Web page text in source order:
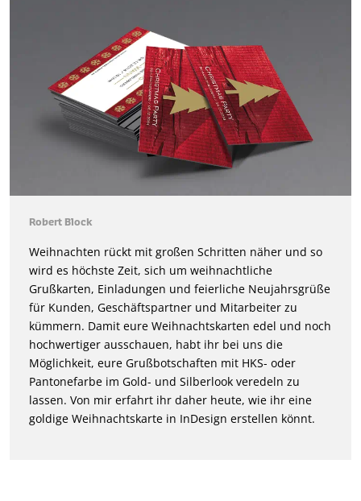
Robert Block
Weihnachten rückt mit großen Schritten näher und so
wird es höchste Zeit, sich um weihnachtliche
Grußkarten, Einladungen und feierliche Neujahrsgrüße
für Kunden, Geschäftspartner und Mitarbeiter zu
kümmern. Damit eure Weihnachtskarten edel und noch
hochwertiger ausschauen, habt ihr bei uns die
Möglichkeit, eure Grußbotschaften mit HKS- oder
Pantonefarbe im Gold- und Silberlook veredeln zu
lassen. Von mir erfahrt ihr daher heute, wie ihr eine
goldige Weihnachtskarte in InDesign erstellen könnt.